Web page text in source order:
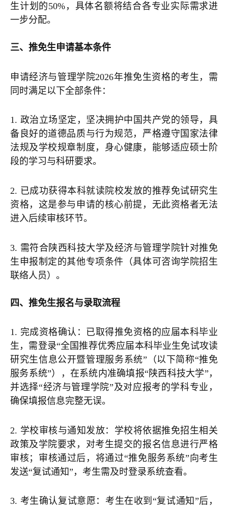
生计划的50%，具体名额将结合各专业实际需求进
一步分配。
三、推免生申请基本条件
申请经济与管理学院2026年推免生资格的考生，需
同时满足以下全部条件：
1. 政治立场坚定，坚决拥护中国共产党的领导，具
备良好的道德品质与行为规范，严格遵守国家法律
法规及学校规章制度，身心健康，能够适应硕士阶
段的学习与科研要求。
2. 已成功获得本科就读院校发放的推荐免试研究生
资格，这是参与申请的核心前提，无此资格者无法
进入后续审核环节。
3. 需符合陕西科技大学及经济与管理学院针对推免
生申报制定的其他专项条件（具体可咨询学院招生
联络人员）。
四、推免生报名与录取流程
1. 完成资格确认：已取得推免资格的应届本科毕业
生，需登录“全国推荐优秀应届本科毕业生免试攻读
研究生信息公开暨管理服务系统”（以下简称“推免
服务系统”），在系统内准确填报“陕西科技大学”，
并选择“经济与管理学院”及对应报考的学科专业，
确保填报信息完整无误。
2. 学校审核与通知发放：学校将依据推免招生相关
政策及学院要求，对考生提交的报名信息进行严格
审核；审核通过后，将通过“推免服务系统”向考生
发送“复试通知”，考生需及时登录系统查看。
3. 考生确认复试意愿：考生在收到“复试通知”后，